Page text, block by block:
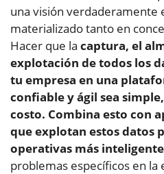
una visión verdaderamente
materializado tanto en
Hacer que la captura, el
explotación de todos los
tu empresa en una
confiable y ágil sea
costo. Combina esto con
que explotan estos datos
operativas más
problemas específicos en la